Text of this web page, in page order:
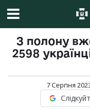
З полону
2598
7 Серпня